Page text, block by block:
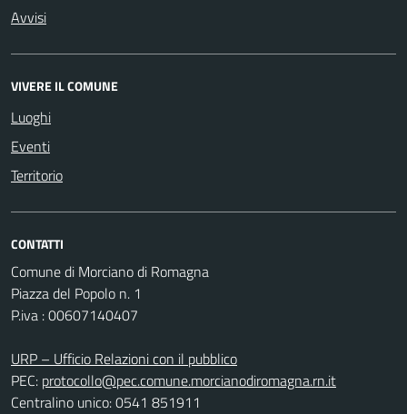
Avvisi
VIVERE IL COMUNE
Luoghi
Eventi
Territorio
CONTATTI
Comune di Morciano di Romagna
Piazza del Popolo n. 1
P.iva : 00607140407
URP – Ufficio Relazioni con il pubblico
PEC: protocollo@pec.comune.morcianodiromagna.rn.it
Centralino unico: 0541 851911